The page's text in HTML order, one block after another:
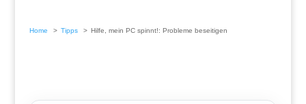
Home Tipps Hilfe, mein PC spinnt!: Probleme beseitigen